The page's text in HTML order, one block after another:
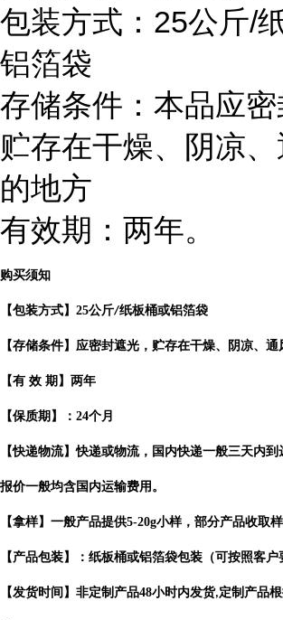
包装方式：25公斤/
铝箔袋
存储条件：本品应密
贮存在干燥、阴凉
的地方
有效期：两年。
购买须知
【包装方式】 25公斤/纸板桶或铝箔袋
【存储条件】应密封遮光，贮存在干燥、阴凉、
【有 效 期】两年
【保质期】： 24个月
【快递物流】快递或物流，国内快递一般三天内到
报价一般均含国内运输费用。
【拿样】一般产品提供5-20g小样，部分产品收取样
【产品包装】：纸板桶或铝箔袋包装（可按照客户
【发货时间】非定制产品48小时内发货,定制产品